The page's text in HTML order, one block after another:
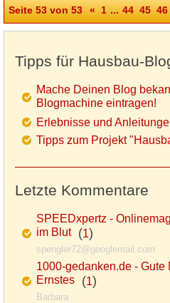
Seite 53 von 53 « 1 ... 44 45 46
Tipps für Hausbau-
Mache Deinen Blog
Blogmachine eintragen!
Erlebnisse und
Tipps zum Projekt
Letzte Kommentare
SPEEDxpertz -
im Blut(1)
spengler72@googlemail.com
1000-gedanken.de - Gute
Ernstes (1)
Barbara